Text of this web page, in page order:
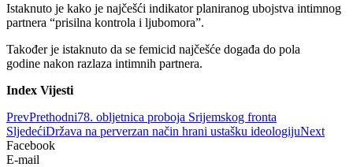
Istaknuto je kako je najčešći indikator planiranog ubojstva intimnog
partnera “prisilna kontrola i ljubomora”.
Također je istaknuto da se femicid najčešće događa do pola
godine nakon razlaza intimnih partnera.
Index Vijesti
PrevPrethodni78. obljetnica proboja Srijemskog fronta
SljedećiDržava na perverzan način hrani ustašku ideologijuNext
Facebook
E-mail